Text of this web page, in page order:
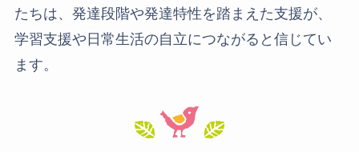
たちは、発達段階や発達特性を踏まえた支援が、
学習支援や日常生活の自立につながると信じてい
ます。